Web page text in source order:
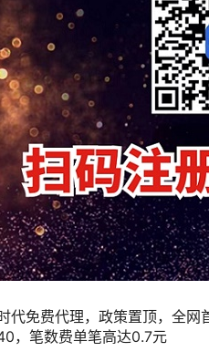
代免费代理，政策置顶，全
，笔数费单笔高达0.7元